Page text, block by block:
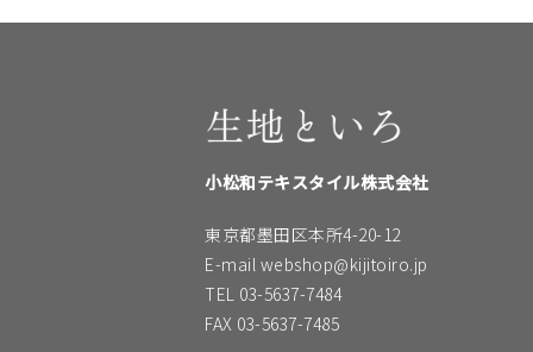
小松和テキスタイル株式会社
東京都墨田区本所4-20-12
E-mail webshop@kijitoiro.jp
TEL 03-5637-7484
FAX 03-5637-7485